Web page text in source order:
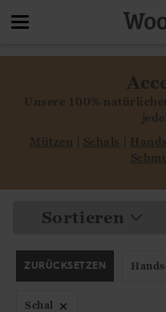
Unsere 100%
Mützen | Schals |
Sortieren
ZURÜCKSETZEN
Schal